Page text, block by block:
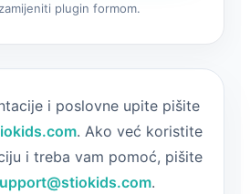
plugin formom.
i poslovne upite pišite
. Ako već koristite
i treba vam pomoć, pišite
.